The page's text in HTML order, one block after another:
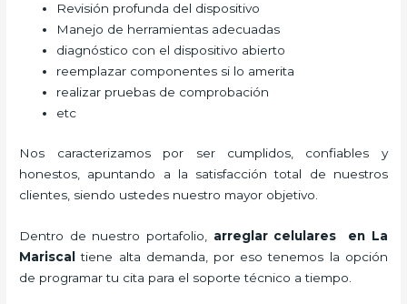
Revisión profunda del dispositivo
Manejo de herramientas adecuadas
diagnóstico con el dispositivo abierto
reemplazar componentes si lo amerita
realizar pruebas de comprobación
etc
Nos caracterizamos por ser cumplidos, confiables y
honestos, apuntando a la satisfacción total de nuestros
clientes, siendo ustedes nuestro mayor objetivo.
Dentro de nuestro portafolio, arreglar celulares en La
Mariscal
tiene alta demanda, por eso tenemos la opción
de programar tu cita para el soporte técnico a tiempo.